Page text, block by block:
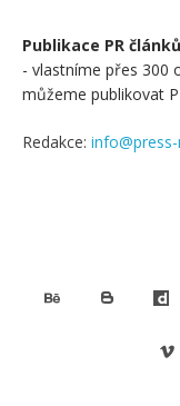
Publikace PR
- vlastníme přes 300
můžeme publikovat
Redakce: